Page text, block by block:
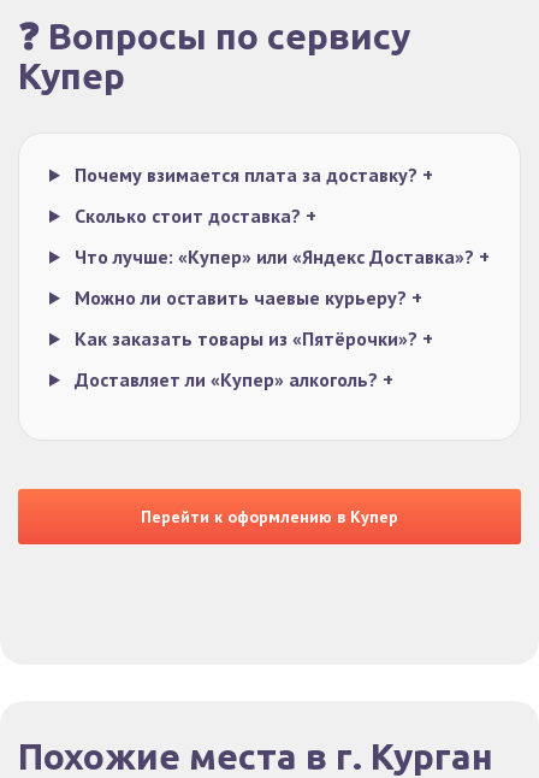
❓ Вопросы по сервису
Купер
Почему взимается плата за доставку? +
Сколько стоит доставка? +
Что лучше: «Купер» или «Яндекс Доставка»? +
Можно ли оставить чаевые курьеру? +
Как заказать товары из «Пятёрочки»? +
Доставляет ли «Купер» алкоголь? +
Перейти к оформлению в Купер
Похожие места в г. Курган